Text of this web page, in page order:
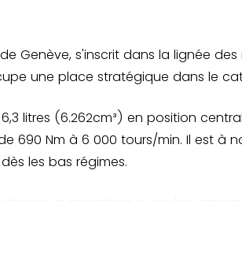
Genève, s'inscrit dans la lignée
une place stratégique dans le
litres (6.262cm³) en position
Nm à 6 000 tours/min. Il est à
les bas régimes.
automatisée à double